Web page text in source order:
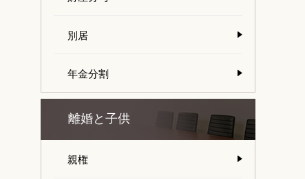
別居
年金分割
離婚と子供
親権